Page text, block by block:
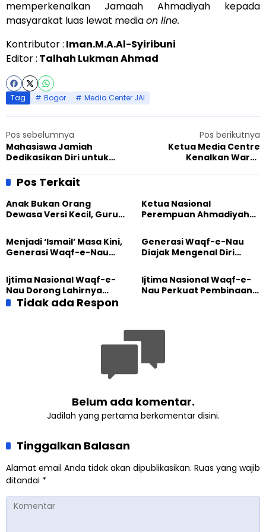
memperkenalkan Jamaah Ahmadiyah kepada
masyarakat luas lewat mediaon line.
Kontributor : Iman.M.A.Al-Syiribuni
Editor : Talhah Lukman Ahmad
Tag Bogor Media Center JAI
Pos sebelumnya
Mahasiswa Jamiah
Dedikasikan Diri untuk
Pos berikutnya
Ketua Media Centre
Kenalkan Warta
Mahasiswa Jamiah
Pos Terkait
Anak Bukan Orang
Dewasa Versi Kecil, Guru
Pendidikan BERLIAN
Ketua Nasional
Perempuan Ahmadiyah
Besar Universitas
Terbuka
Menjadi ‘Ismail’ Masa Kini,
Generasi Waqf-e-Nau
Pengabdian
Generasi Waqf-e-Nau
Diajak Mengenal Diri
Dunia
Ijtima Nasional Waqf-e-
Nau Dorong Lahirnya
Generasi Pengkhidmat
Ijtima Nasional Waqf-e-
Nau Perkuat Pembinaan
Tidak ada Respon
Belum ada komentar.
Jadilah yang pertama berkomentar disini.
Tinggalkan Balasan
Alamat email Anda tidak akan dipublikasikan. Ruas yang wajib
ditandai *